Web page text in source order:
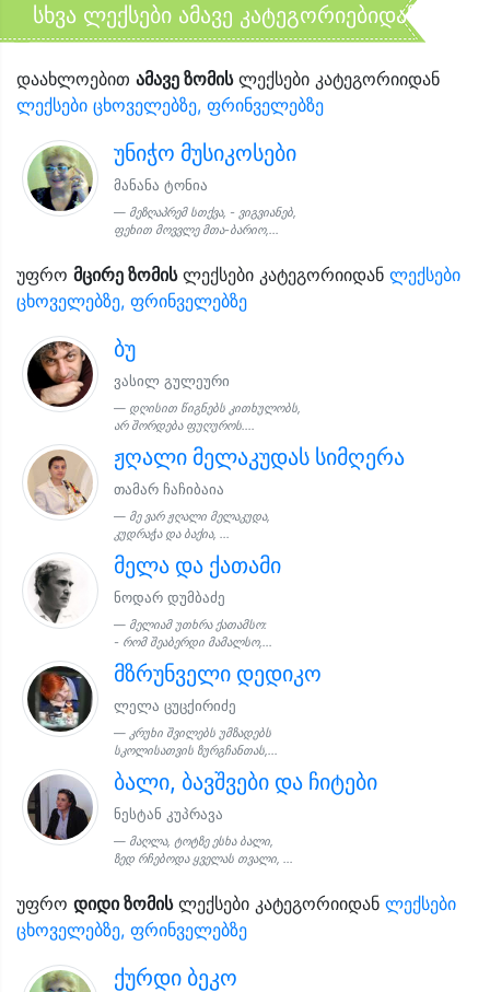
სხვა ლექსები ამავე კატეგორიებიდან
დაახლოებით ამავე ზომისლექსები კატეგორიიდან
ლექსები ცხოველებზე, ფრინველებზე
უნიჭო მუსიკოსები
მანანა ტონია
მეზღაპრემ სთქვა, - ვიგვიანებ,
ფეხით მოვვლე მთა-ბარიო,...
უფრო მცირე ზომისლექსები კატეგორიიდან ლექსები
ცხოველებზე, ფრინველებზე
ბუ
ვასილ გულეური
დღისით წიგნებს კითხულობს,
არ შორდება ფუღუროს....
ჟღალი მელაკუდას სიმღერა
თამარ ჩაჩიბაია
მე ვარ ჟღალი მელაკუდა,
კუდრაჭა და ბაქია, ...
მელა და ქათამი
ნოდარ დუმბაძე
მელიამ უთხრა ქათამსო:
- რომ შეაბერდი მამალსო,...
მზრუნველი დედიკო
ლელა ცუცქირიძე
კრუხი შვილებს უმზადებს
სკოლისათვის ზურგჩანთას,...
ბალი, ბავშვები და ჩიტები
ნესტან კუპრავა
მაღლა, ტოტზე ესხა ბალი,
ზედ რჩებოდა ყველას თვალი, ...
უფრო დიდი ზომისლექსები კატეგორიიდან ლექსები
ცხოველებზე, ფრინველებზე
ქურდი ბეკო